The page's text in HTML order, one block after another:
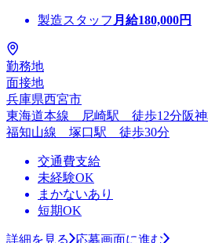
製造スタッフ 月給180,000円
勤務地
面接地
兵庫県西宮市
東海道本線 尼崎駅 徒歩12分阪
福知山線 塚口駅 徒歩30分
交通費支給
未経験OK
まかないあり
短期OK
詳細を見る
応募画面に進む